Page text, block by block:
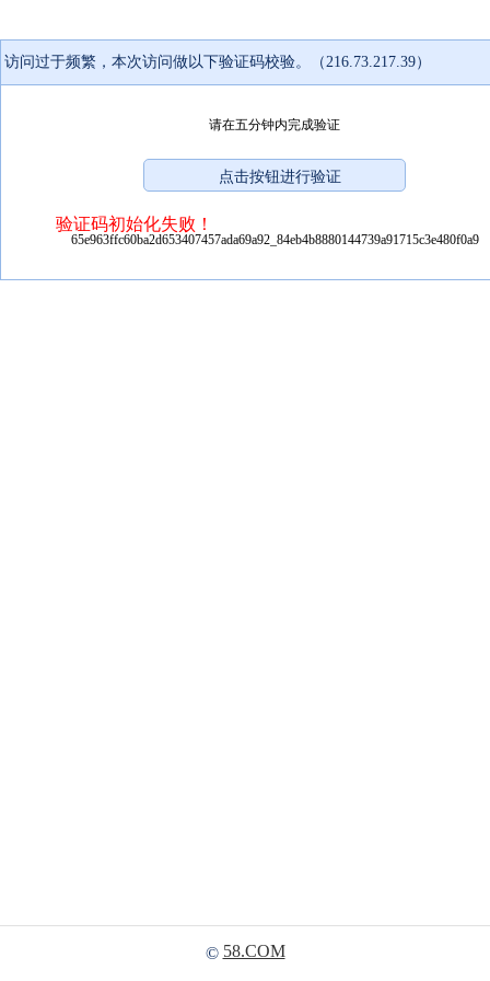
访问过于频繁，本次访问做以下验证码校验。（216.73.217.39）
请在五分钟内完成验证
验证码初始化失败！
65e963ffc60ba2d653407457ada69a92_84eb4b8880144739a91715c3e480f0a9
© 58.COM